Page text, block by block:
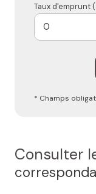
Taux d'emprunt
* Champs
Consulter